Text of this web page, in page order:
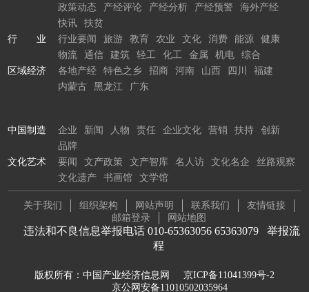
政策动态
产经评论 产经分析 产经预警
海外产经
快讯
扶贫
行 业
行业要闻 旅游 教育 农业 文化 消费 能源
健康
物流
通信 建筑 轻工 化工 金属 机电
综合
区域经济
各地产经 特色之乡 招商 河南 山西 四川
福建
内蒙古
黑龙江 广东
中国制造 企业 新闻 人物 责任 企业文化 营销 扶持
创新
品牌
文化艺术
要闻 文产政策 文产智库 名人访 文化名企
丝路观察
文化遗产
书画馆 文学馆
关于我们 组织架构 网站声明 联系我们
友情链接
邮箱登录
网站地图
违法和不良信息举报电话 010-65363056 65363079 举报流
程
版权所有：中国产业经济信息网
京ICP备11041399号-2
京公网安备11010502035964